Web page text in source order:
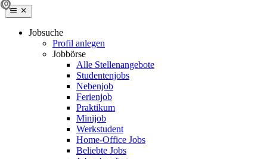
Jobsuche
Profil anlegen
Jobbörse
Alle Stellenangebote
Studentenjobs
Nebenjob
Ferienjob
Praktikum
Minijob
Werkstudent
Home-Office Jobs
Beliebte Jobs